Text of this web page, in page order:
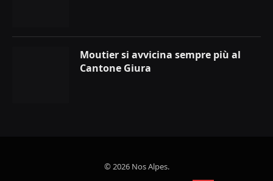
Moutier si avvicina sempre più al
Cantone Giura
© 2026 Nos Alpes.